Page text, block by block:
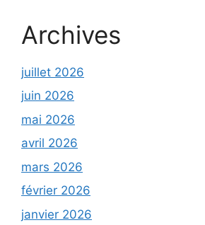
Archives
juillet 2026
juin 2026
mai 2026
avril 2026
mars 2026
février 2026
janvier 2026